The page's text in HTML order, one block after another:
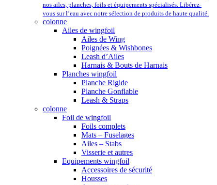
nos ailes, planches, foils et équipements spécialisés. Libérez-
vous sur l’eau avec notre sélection de produits de haute qualité.
colonne
Ailes de wingfoil
Ailes de Wing
Poignées & Wishbones
Leash d’Ailes
Harnais & Bouts de Harnais
Planches wingfoil
Planche Rigide
Planche Gonflable
Leash & Straps
colonne
Foil de wingfoil
Foils complets
Mats – Fuselages
Ailes – Stabs
Visserie et autres
Equipements wingfoil
Accessoires de sécurité
Housses